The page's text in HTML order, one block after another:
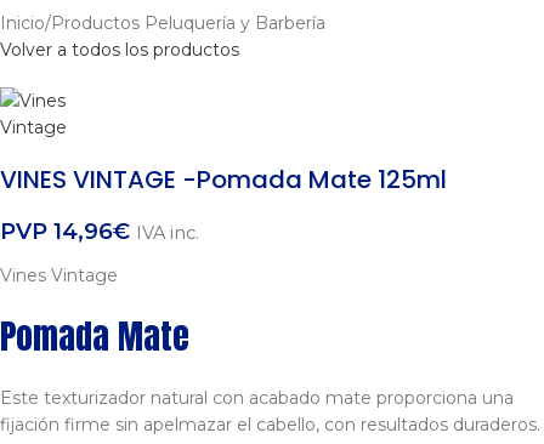
Inicio/Productos Peluquería y Barbería
Volver a todos los productos
VINES VINTAGE -Pomada Mate 125ml
PVP 14,96€ IVA inc.
Vines Vintage
Pomada Mate
Este texturizador natural con acabado mate proporciona una
fijación firme sin apelmazar el cabello, con resultados duraderos.